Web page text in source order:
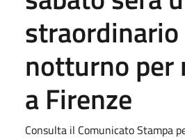
straordinario
notturno per
a Firenze
Consulta il Comunicato Stampa